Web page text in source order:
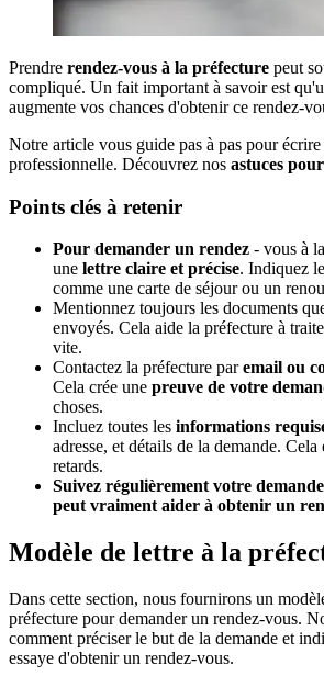
Prendre rendez-vous à la préfecture peut
compliqué. Un fait important à savoir est
augmente vos chances d'obtenir ce rendez-
Notre article vous guide pas à pas pour
professionnelle. Découvrez nos astuces
Points clés à retenir
Pour demander un rendez - vous à
une lettre claire et précise. Indiquez
comme une carte de séjour ou un
Mentionnez toujours les documents
envoyés. Cela aide la préfecture à
vite.
Contactez la préfecture paremail ou
Cela crée une preuve de votre
choses.
Incluez toutes les informations
adresse, et détails de la demande.
retards.
Suivez régulièrement votre
peut vraiment aider à obtenir un
Modèle de lettre à la
Dans cette section, nous fournirons un
préfecture pour demander un rendez-vous.
comment préciser le but de la demande et
essaye d'obtenir un rendez-vous.